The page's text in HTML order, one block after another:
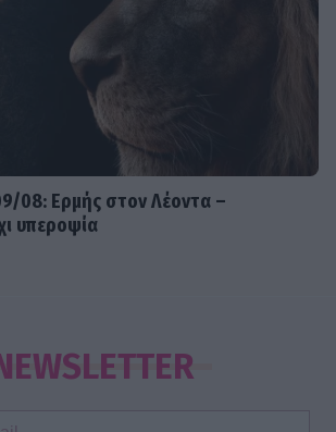
08: Ερμής στον Λέοντα –
υπεροψία